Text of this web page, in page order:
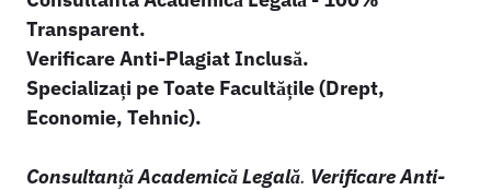
Transparent.
Verificare Anti-Plagiat Inclusă.
Specializați pe Toate Facultățile (Drept,
Economie, Tehnic).
Consultanță Academică Legală. Verificare Anti-